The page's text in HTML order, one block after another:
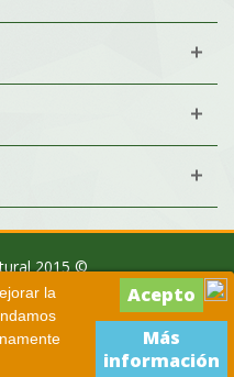
la
Más
información
2015 ©